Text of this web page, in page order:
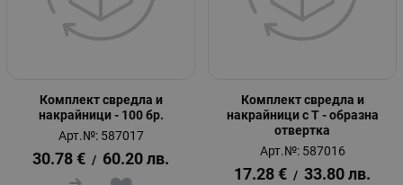
Комплект свредла и
накрайници - 100 бр.
Арт.№: 587017
30.78 € / 60.20 лв.
Комплект свредла и
накрайници с Т - образна
отвертка
Арт.№: 587016
17.28 € / 33.80 лв.